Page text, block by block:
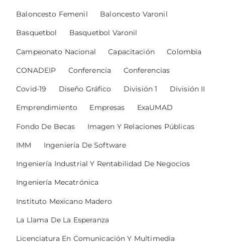
Baloncesto Femenil Baloncesto Varonil
Basquetbol Basquetbol Varonil
Campeonato Nacional Capacitación Colombia
CONADEIP Conferencia Conferencias
Covid-19 Diseño Gráfico División 1 División II
Emprendimiento Empresas ExaUMAD
Fondo De Becas Imagen Y Relaciones Públicas
IMM Ingeniería De Software
Ingeniería Industrial Y Rentabilidad De Negocios
Ingeniería Mecatrónica
Instituto Mexicano Madero
La Llama De La Esperanza
Licenciatura En Comunicación Y Multimedia